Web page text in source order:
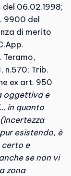
del 06.02.1998;
9900 del
di merito
Teramo,
n.570; Trib.
ex art. 950
oggettiva e
in quanto
esistendo, è
certo e
se non vi
zona